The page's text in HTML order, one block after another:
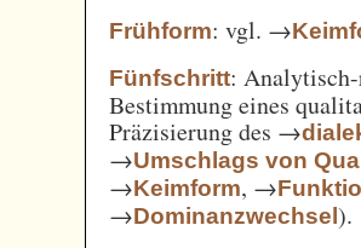
Frühform: vgl. →
Fünfschritt:
Bestimmung eines
Präzisierung des →
→Umschlags von
→Keimform, →
→Dominanzwechsel).